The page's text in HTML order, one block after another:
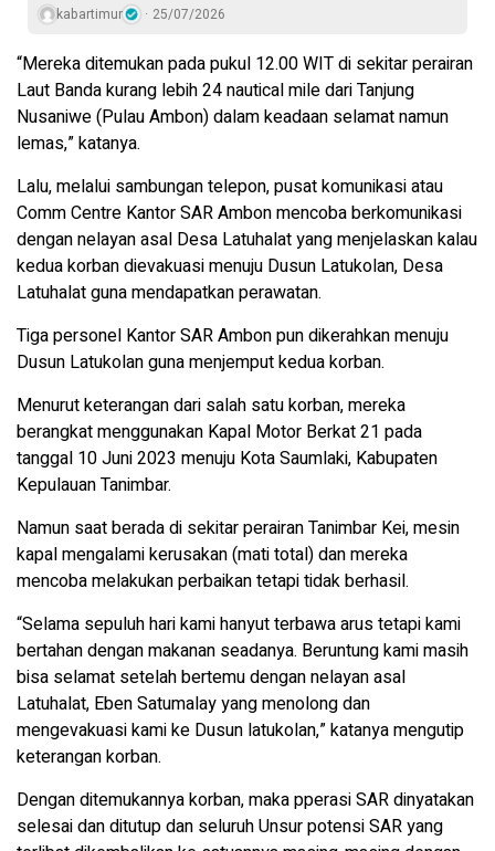
kabartimur 25/07/2026
“Mereka ditemukan pada pukul 12.00 WIT di sekitar perairan
Laut Banda kurang lebih 24 nautical mile dari Tanjung
Nusaniwe (Pulau Ambon) dalam keadaan selamat namun
lemas,” katanya.
Lalu, melalui sambungan telepon, pusat komunikasi atau
Comm Centre Kantor SAR Ambon mencoba berkomunikasi
dengan nelayan asal Desa Latuhalat yang menjelaskan kalau
kedua korban dievakuasi menuju Dusun Latukolan, Desa
Latuhalat guna mendapatkan perawatan.
Tiga personel Kantor SAR Ambon pun dikerahkan menuju
Dusun Latukolan guna menjemput kedua korban.
Menurut keterangan dari salah satu korban, mereka
berangkat menggunakan Kapal Motor Berkat 21 pada
tanggal 10 Juni 2023 menuju Kota Saumlaki, Kabupaten
Kepulauan Tanimbar.
Namun saat berada di sekitar perairan Tanimbar Kei, mesin
kapal mengalami kerusakan (mati total) dan mereka
mencoba melakukan perbaikan tetapi tidak berhasil.
“Selama sepuluh hari kami hanyut terbawa arus tetapi kami
bertahan dengan makanan seadanya. Beruntung kami masih
bisa selamat setelah bertemu dengan nelayan asal
Latuhalat, Eben Satumalay yang menolong dan
mengevakuasi kami ke Dusun latukolan,” katanya mengutip
keterangan korban.
Dengan ditemukannya korban, maka pperasi SAR dinyatakan
selesai dan ditutup dan seluruh Unsur potensi SAR yang